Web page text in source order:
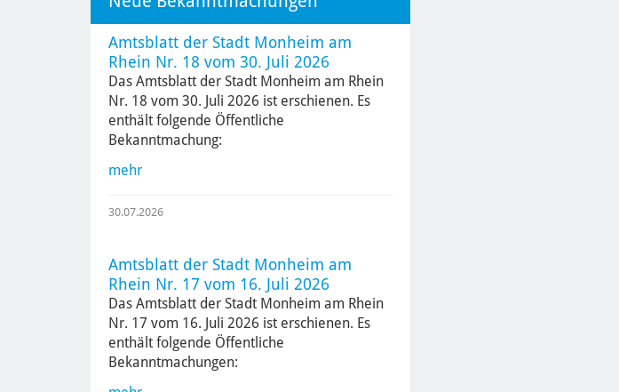
Amtsblatt der Stadt Monheim am
Rhein Nr. 18 vom 30. Juli 2026
Das Amtsblatt der Stadt Monheim am Rhein
Nr. 18 vom 30. Juli 2026 ist erschienen. Es
enthält folgende Öffentliche
Bekanntmachung:
mehr
30.07.2026
Amtsblatt der Stadt Monheim am
Rhein Nr. 17 vom 16. Juli 2026
Das Amtsblatt der Stadt Monheim am Rhein
Nr. 17 vom 16. Juli 2026 ist erschienen. Es
enthält folgende Öffentliche
Bekanntmachungen: